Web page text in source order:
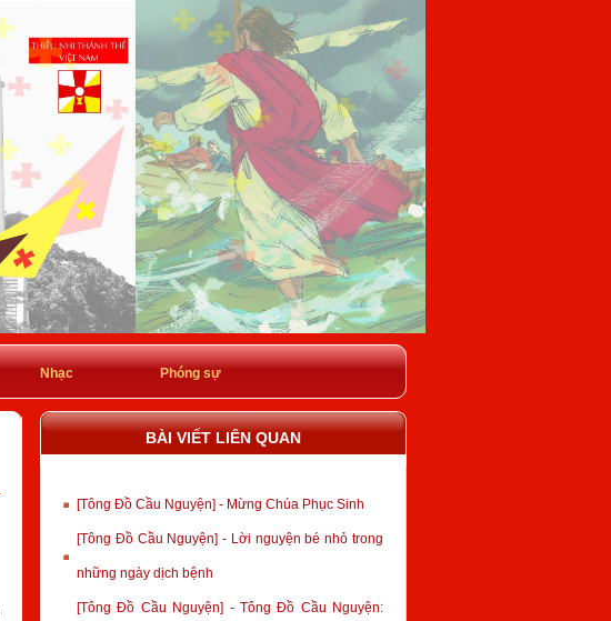
Nhạc Phóng sự
BÀI VIẾT LIÊN QUAN
[Tông Đồ Cầu Nguyện] - Mừng Chúa Phục Sinh
[Tông Đồ Cầu Nguyện] - Lời nguyện bé nhỏ trong
những ngày dịch bệnh
[Tông Đồ Cầu Nguyện] - Tông Đồ Cầu Nguyện: